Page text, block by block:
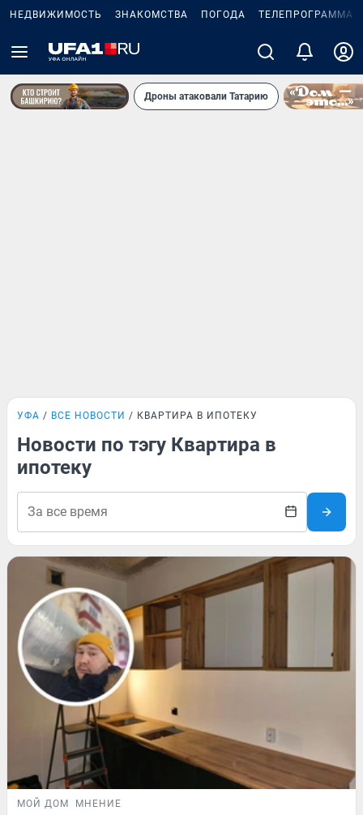
НЕДВИЖИМОСТЬ ЗНАКОМСТВА ПОГОДА ТЕЛЕПРОГРАММА
Дроны атаковали Татарию
УФА ВСЕ НОВОСТИ КВАРТИРА В ИПОТЕКУ
Новости по тэгу Квартира в
ипотеку
МОЙ ДОМ МНЕНИЕ